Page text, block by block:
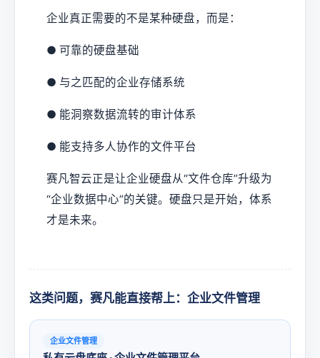
企业真正需要的不是某种硬盘，而是：
● 可靠的硬盘基础
● 与之匹配的企业存储系统
● 能洞察数据流转的审计体系
● 能支持多人协作的文件平台
赛凡智云正是让企业硬盘从“文件仓库”升级为
“企业数据中心”的关键。硬盘只是开始，体系
才是未来。
这类问题，赛凡能直接帮上：企业文件管理
企业文件管理